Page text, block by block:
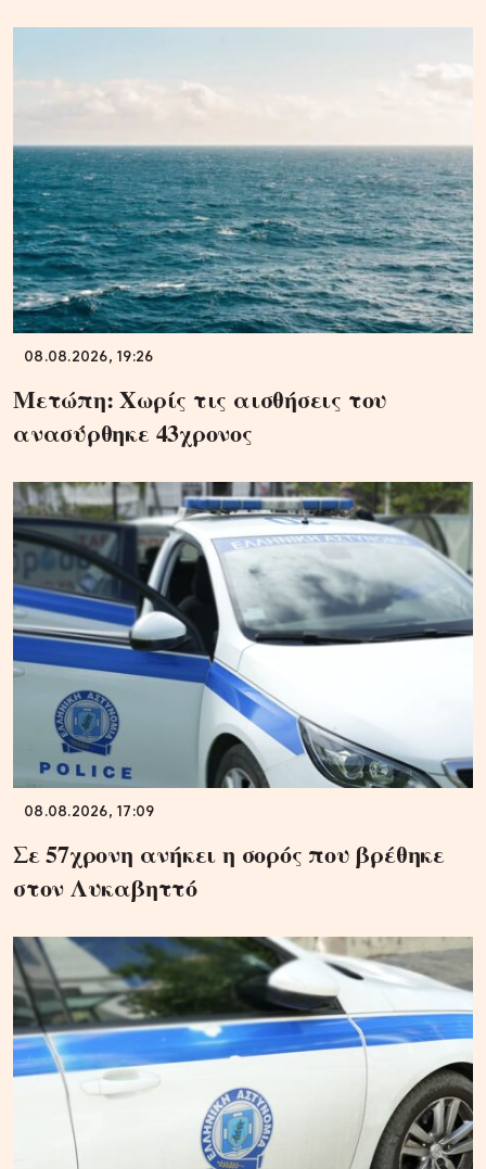
08.08.2026, 19:26
Μετώπη: Χωρίς τις αισθήσεις του
ανασύρθηκε 43χρονος
08.08.2026, 17:09
Σε 57χρονη ανήκει η σορός που βρέθηκε
στον Λυκαβηττό